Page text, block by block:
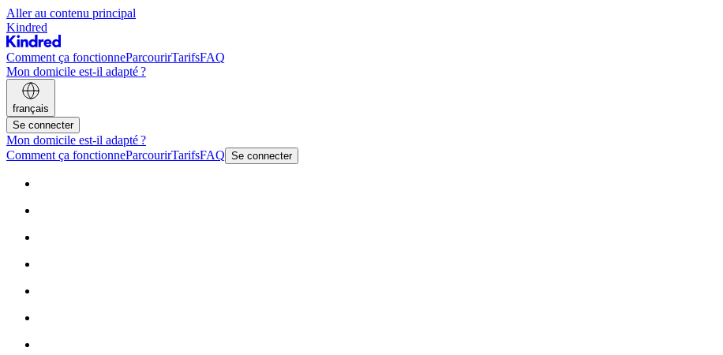
Aller au contenu principal
Kindred
Comment ça fonctionneParcourirTarifsFAQ
Mon domicile est-il adapté ?
français
Se connecter
Mon domicile est-il adapté ?
Comment ça fonctionneParcourirTarifsFAQ Se connecter